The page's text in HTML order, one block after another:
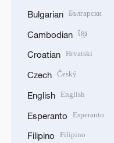
Bulgarian Български
Cambodian ខ្មែរ
Croatian Hrvatski
Czech Český
English English
Esperanto Esperanto
Filipino Filipino